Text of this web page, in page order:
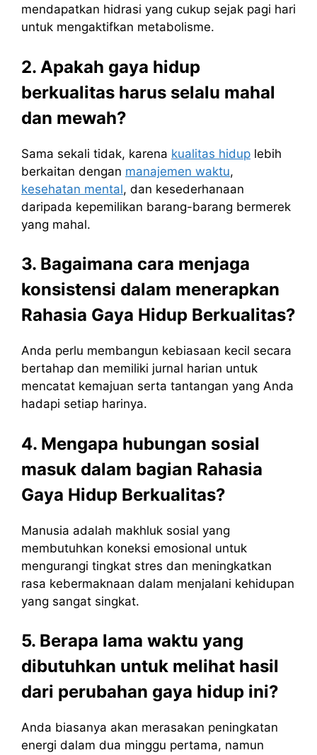
mendapatkan hidrasi yang cukup sejak pagi hari
untuk mengaktifkan metabolisme.
2. Apakah gaya hidup
berkualitas harus selalu mahal
dan mewah?
Sama sekali tidak, karena kualitas hidup lebih
berkaitan dengan manajemen waktu,
kesehatan mental, dan kesederhanaan
daripada kepemilikan barang-barang bermerek
yang mahal.
3. Bagaimana cara menjaga
konsistensi dalam menerapkan
Rahasia Gaya Hidup Berkualitas?
Anda perlu membangun kebiasaan kecil secara
bertahap dan memiliki jurnal harian untuk
mencatat kemajuan serta tantangan yang Anda
hadapi setiap harinya.
4. Mengapa hubungan sosial
masuk dalam bagian Rahasia
Gaya Hidup Berkualitas?
Manusia adalah makhluk sosial yang
membutuhkan koneksi emosional untuk
mengurangi tingkat stres dan meningkatkan
rasa kebermaknaan dalam menjalani kehidupan
yang sangat singkat.
5. Berapa lama waktu yang
dibutuhkan untuk melihat hasil
dari perubahan gaya hidup ini?
Anda biasanya akan merasakan peningkatan
energi dalam dua minggu pertama, namun